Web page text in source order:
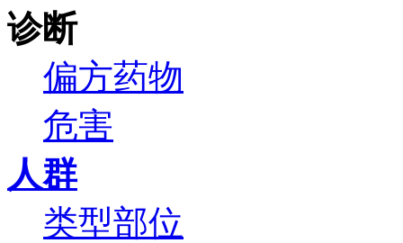
诊断
偏方药物
危害
人群
类型部位